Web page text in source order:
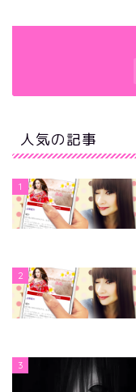
人気の記事
1
2
3